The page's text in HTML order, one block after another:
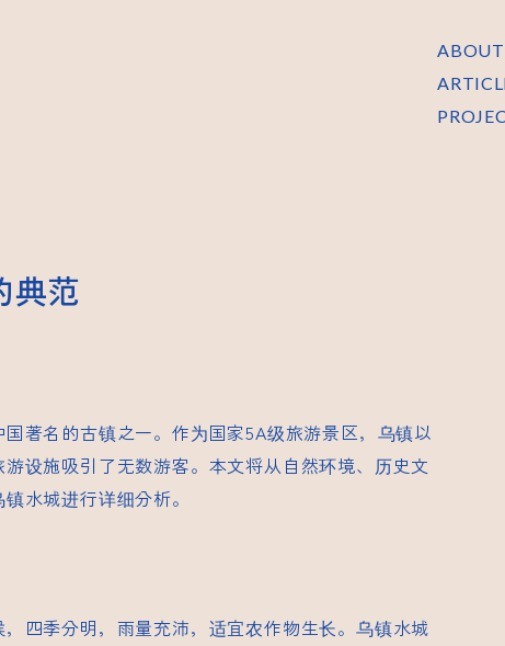
ABOUT
典范
著名的古镇之一。作为国家5A级旅游景区，乌镇以
设施吸引了无数游客。本文将从自然环境、历史文
水城进行详细分析。
四季分明，雨量充沛，适宜农作物生长。乌镇水城